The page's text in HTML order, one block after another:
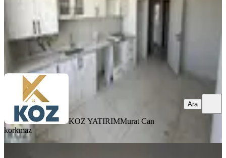
KOZ YATIRIMMurat Can korkmaz
KOZ YATIRIMMurat Can
korkmaz
Ara